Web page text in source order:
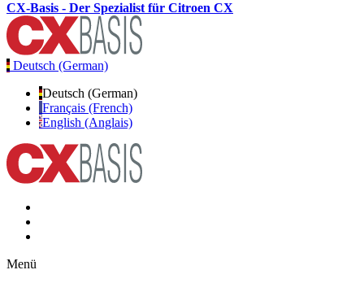
CX-Basis - Der Spezialist für Citroen CX
Deutsch (German)
Deutsch (German)
Français (French)
English (Anglais)
Menü